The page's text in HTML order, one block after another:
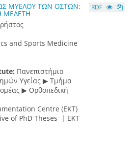
ΜΥΕΛΟΥ ΤΩΝ ΟΣΤΩΝ:
ΜΕΛΕΤΗ
and Sports Medicine
Πανεπιστήμιο
Υγείας ▶ Τμήμα
▶ Ορθοπεδική
Centre (EKT)
of PhD Theses | ΕΚΤ
RDF